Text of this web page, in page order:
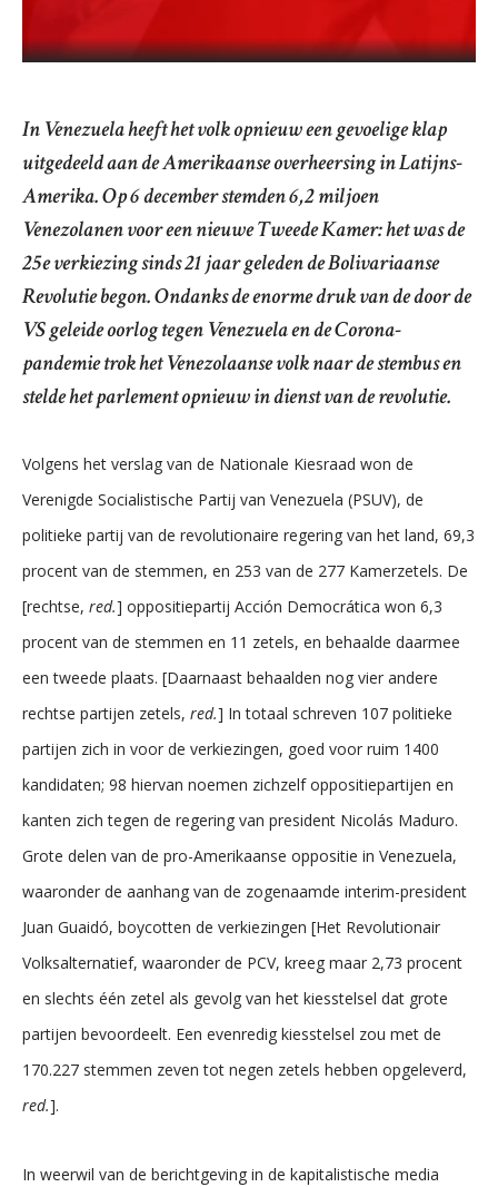
In Venezuela heeft het volk opnieuw een gevoelige klap
uitgedeeld aan de Amerikaanse overheersing in Latijns-
Amerika. Op 6 december stemden 6,2 miljoen
Venezolanen voor een nieuwe Tweede Kamer: het was de
25e verkiezing sinds 21 jaar geleden de Bolivariaanse
Revolutie begon. Ondanks de enorme druk van de door de
VS geleide oorlog tegen Venezuela en de Corona-
pandemie trok het Venezolaanse volk naar de stembus en
stelde het parlement opnieuw in dienst van de revolutie.
Volgens het verslag van de Nationale Kiesraad won de
Verenigde Socialistische Partij van Venezuela (PSUV), de
politieke partij van de revolutionaire regering van het land, 69,3
procent van de stemmen, en 253 van de 277 Kamerzetels. De
[rechtse, red.] oppositiepartij Acción Democrática won 6,3
procent van de stemmen en 11 zetels, en behaalde daarmee
een tweede plaats. [Daarnaast behaalden nog vier andere
rechtse partijen zetels, red.] In totaal schreven 107 politieke
partijen zich in voor de verkiezingen, goed voor ruim 1400
kandidaten; 98 hiervan noemen zichzelf oppositiepartijen en
kanten zich tegen de regering van president Nicolás Maduro.
Grote delen van de pro-Amerikaanse oppositie in Venezuela,
waaronder de aanhang van de zogenaamde interim-president
Juan Guaidó, boycotten de verkiezingen [Het Revolutionair
Volksalternatief, waaronder de PCV, kreeg maar 2,73 procent
en slechts één zetel als gevolg van het kiesstelsel dat grote
partijen bevoordeelt. Een evenredig kiesstelsel zou met de
170.227 stemmen zeven tot negen zetels hebben opgeleverd,
red.].
In weerwil van de berichtgeving in de kapitalistische media